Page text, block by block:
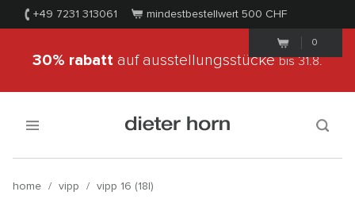
+49 7231 313061 mindestbestellwert 500 CHF
0
30% rabatt auf ausstellungsstückebis 31.8.
home / vipp / vipp 16 (18l)